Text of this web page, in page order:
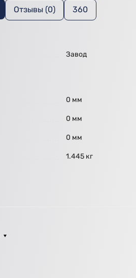
Отзывы (0) 360
Завод
0 мм
0 мм
0 мм
1.445 кг